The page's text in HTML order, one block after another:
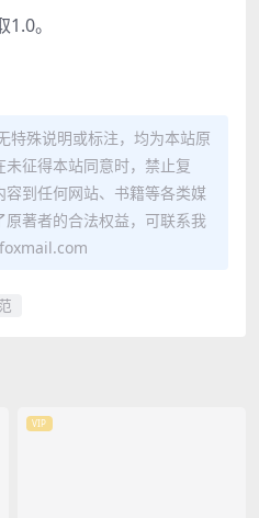
。
特殊说明或标注，均为本站原
征得本站同意时，禁止复
到任何网站、书籍等各类媒
著者的合法权益，可联系我
VIP